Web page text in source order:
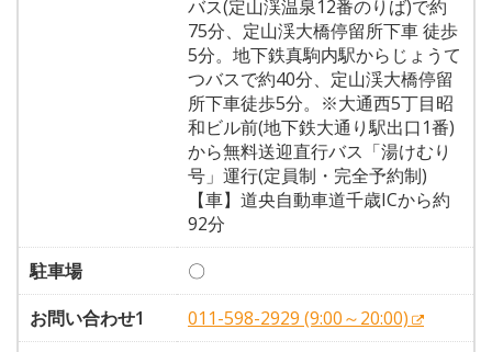
バス(定山渓温泉12番のりば)で約
75分、定山渓大橋停留所下車 徒歩
5分。地下鉄真駒内駅からじょうて
つバスで約40分、定山渓大橋停留
所下車徒歩5分。※大通西5丁目昭
和ビル前(地下鉄大通り駅出口1番)
から無料送迎直行バス「湯けむり
号」運行(定員制・完全予約制)
【車】道央自動車道千歳ICから約
92分
駐車場
〇
お問い合わせ1
011-598-2929 (9:00～20:00)